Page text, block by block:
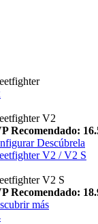
V2
Recomendado:
Descúbrela
V2 / V2 S
V2 S
Recomendado:
más